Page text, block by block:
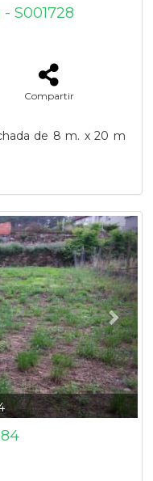
S001728
Compartir
de 8 m. x 20 m
Next